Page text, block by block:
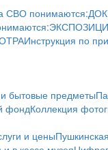
СВО понимаются:
Инструкция по
бытовые предметы
фондКоллекция
и цены